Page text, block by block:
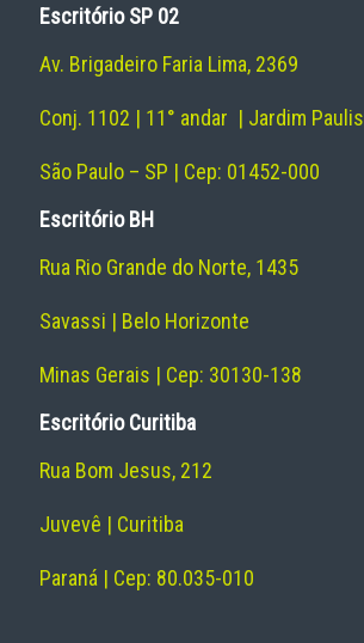
Escritório SP 02
Av. Brigadeiro Faria Lima, 2369
Conj. 1102 | 11° andar | Jardim
São Paulo – SP | Cep: 01452-000
Escritório BH
Rua Rio Grande do Norte, 1435
Savassi | Belo Horizonte
Minas Gerais | Cep: 30130-138
Escritório Curitiba
Rua Bom Jesus, 212
Juvevê | Curitiba
Paraná | Cep: 80.035-010